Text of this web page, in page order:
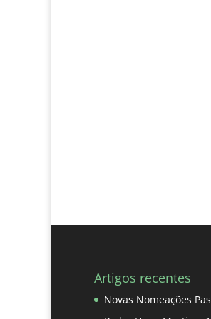
Artigos recentes
Novas Nomeações